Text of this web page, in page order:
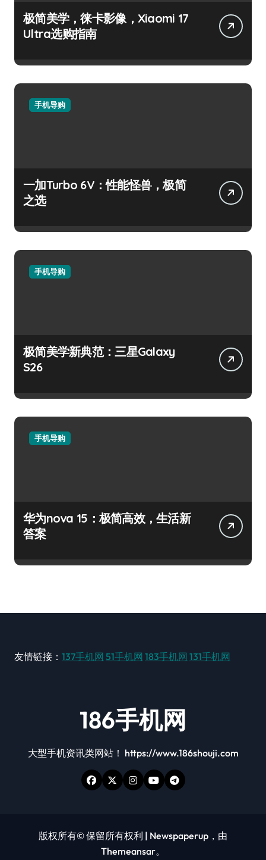
极简美学，徕卡影像，Xiaomi 17
Ultra选购指南
手机导购
一加Turbo 6V：性能怪兽，极简
之选
手机导购
极简美学新典范：三星Galaxy
S26
手机导购
华为nova 15：极简高效，生活新
答案
友情链接： 137手机网 51手机网 183手机网 131手机网
186手机网
大型手机资讯类网站！ https://www.186shouji.com
版权所有© 保留所有权利 | Newspaperup ，由
Themeansar。